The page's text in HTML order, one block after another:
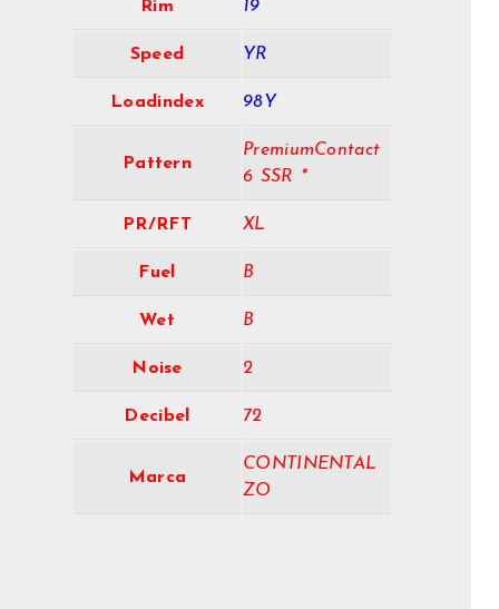
Rim 19
Speed YR
Loadindex 98Y
Pattern
PremiumContact
6 SSR *
PR/RFT XL
Fuel B
Wet B
Noise 2
Decibel 72
Marca
CONTINENTAL
ZO